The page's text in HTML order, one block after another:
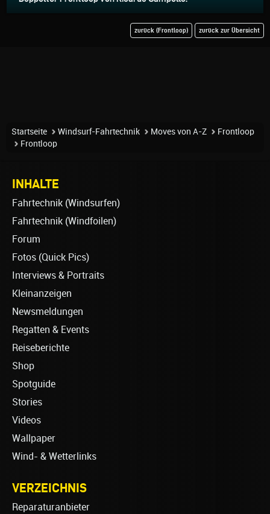
zurück (Frontloop) zurück zur Übersicht
Startseite Windsurf-Fahrtechnik Moves von A-Z
Frontloop
Frontloop
INHALTE
Fahrtechnik (Windsurfen)
Fahrtechnik (Windfoilen)
Forum
Fotos (Quick Pics)
Interviews & Portraits
Kleinanzeigen
Newsmeldungen
Regatten & Events
Reiseberichte
Shop
Spotguide
Stories
Videos
Wallpaper
Wind- & Wetterlinks
VERZEICHNIS
Reparaturanbieter